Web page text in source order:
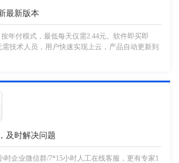
最新版本
年付模式，最低每天仅需2.44元。软件即买即
技术人员，用户快速实现上云，产品自动更新到
及时解决问题
时企业微信群/7*15小时人工在线客服，更有专家1